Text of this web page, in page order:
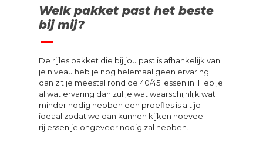
Welk pakket past het beste
bij mij?
De rijles pakket die bij jou past is afhankelijk van
je niveau heb je nog helemaal geen ervaring
dan zit je meestal rond de 40/45 lessen in. Heb je
al wat ervaring dan zul je wat waarschijnlijk wat
minder nodig hebben een proefles is altijd
ideaal zodat we dan kunnen kijken hoeveel
rijlessen je ongeveer nodig zal hebben.